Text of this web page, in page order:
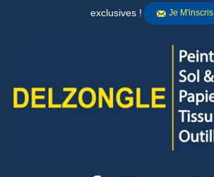
exclusives !
Je M'inscris